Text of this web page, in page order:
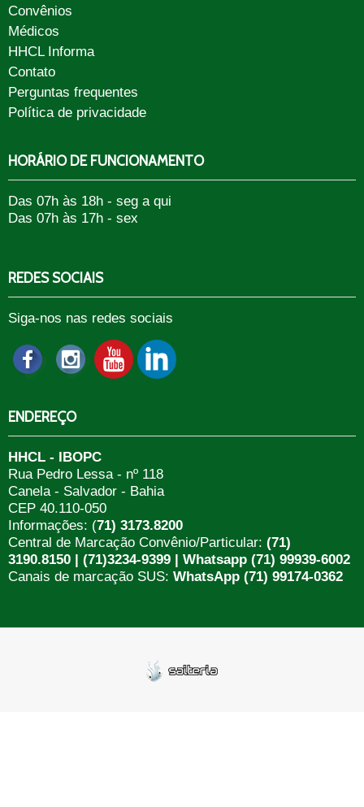
Convênios
Médicos
HHCL Informa
Contato
Perguntas frequentes
Política de privacidade
HORÁRIO DE FUNCIONAMENTO
Das 07h às 18h - seg a qui
Das 07h às 17h - sex
REDES SOCIAIS
Siga-nos nas redes sociais
ENDEREÇO
HHCL - IBOPC
Rua Pedro Lessa - nº 118
Canela - Salvador - Bahia
CEP 40.110-050
Informações: (71) 3173.8200
Central de Marcação Convênio/Particular: (71)
3190.8150 | (71)3234-9399 | Whatsapp (71) 99939-6002
Canais de marcação SUS: WhatsApp (71) 99174-0362